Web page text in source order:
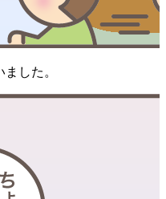
した。